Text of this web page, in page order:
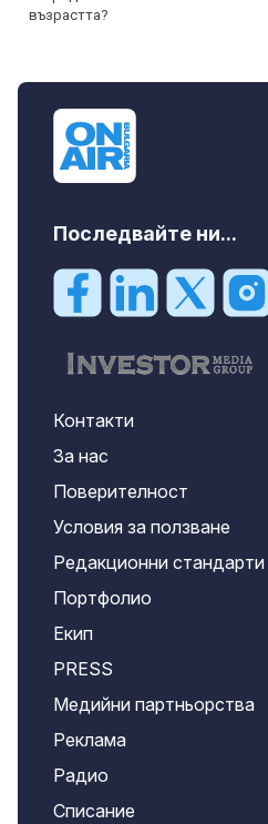
Последвайте ни...
Контакти
За нас
Поверителност
Условия за ползване
Редакционни стандарти
Портфолио
Екип
PRESS
Медийни партньорства
Реклама
Радио
Списание